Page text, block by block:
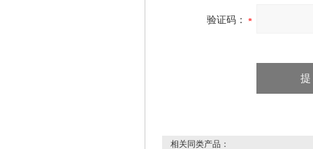
验证码：
相关同类产品：